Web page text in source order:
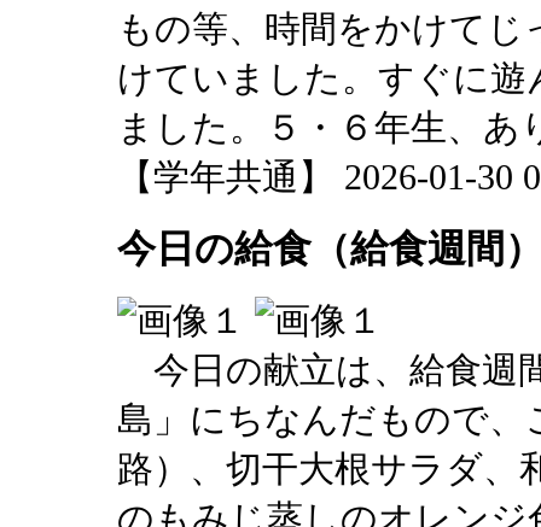
もの等、時間をかけて
けていました。すぐに
ました。５・６年生、
【学年共通】 2026-01-30
今日の給食（給食週間
今日の献立は、給食週
島」にちなんだもので
路）、切干大根サラダ、
のもみじ蒸しのオレン